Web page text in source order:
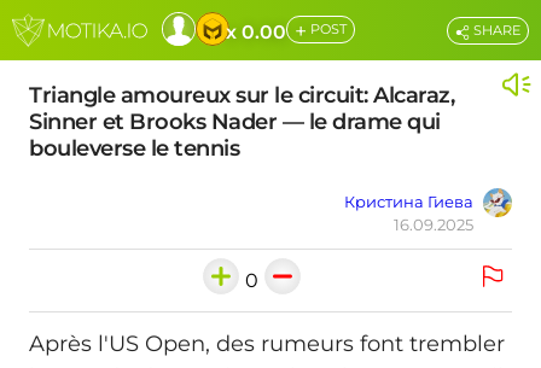
x 0.00 + POST
Triangle amoureux sur le circuit: Alcaraz,
Sinner et Brooks Nader — le drame qui
bouleverse le tennis
Кристина Гиева
16.09.2025
SHARE
0
Après l'US Open, des rumeurs font trembler